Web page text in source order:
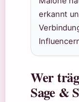
erkannt
Wer
Sage &